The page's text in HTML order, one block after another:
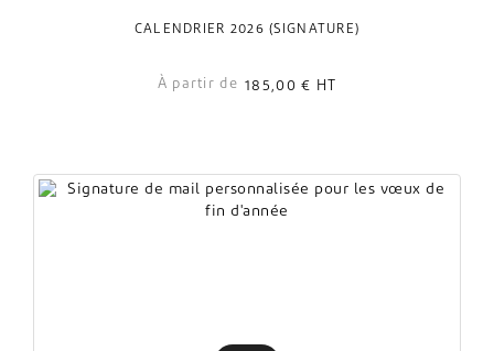
CALENDRIER 2026 (SIGNATURE)
À partir de 185,00 € HT